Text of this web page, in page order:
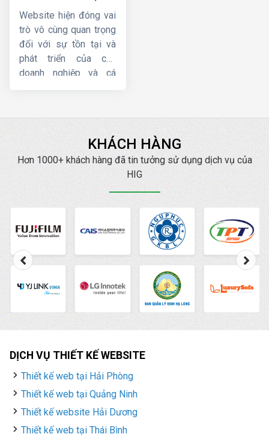
chuyên nghiệp, giá
tốt
Website hiện đóng vai
trò vô cùng quan trọng
đối với sự tồn tại và
phát triển của các
doanh nghiệp và cá
dài. Tuy nhiên, một
mang đến cho bạn
những lợi ích tuyệt vời
nghiệp, uy tín hàng đầu.
KHÁCH HÀNG
Hơn 1000+ khách hàng đã tin tưởng sử dụng dịch vụ của
HIG
DỊCH VỤ THIẾT KẾ WEBSITE
Thiết kế web tại Hải Phòng
Thiết kế web tại Quảng Ninh
Thiết kế website Hải Dương
Thiết kế web tại Thái Bình